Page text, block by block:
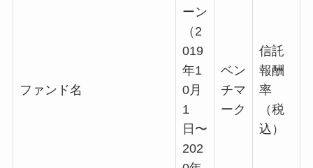
ファンド名
ーン
（2
019
年1
0月
1
日〜
202
ベン
チマ
ーク
信託
報酬
率
（税
込）